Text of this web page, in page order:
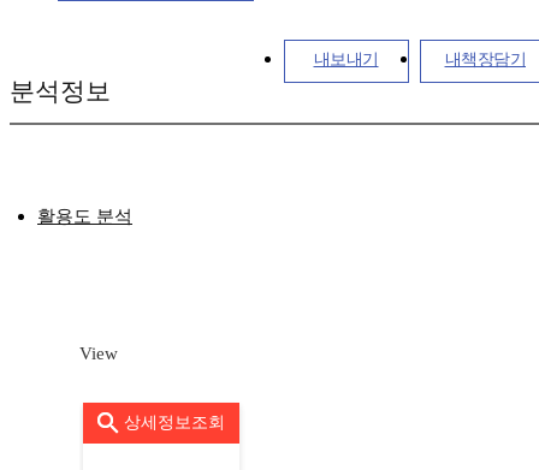
내보내기 내책장담기
분석정보
활용도 분석
View
상세정보조회